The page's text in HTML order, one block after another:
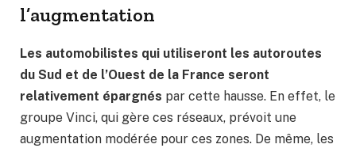
l’augmentation
Les automobilistes qui utiliseront les autoroutes
du Sud et de l’Ouest de la France seront
relativement épargnés par cette hausse. En effet, le
groupe Vinci, qui gère ces réseaux, prévoit une
augmentation modérée pour ces zones. De même, les